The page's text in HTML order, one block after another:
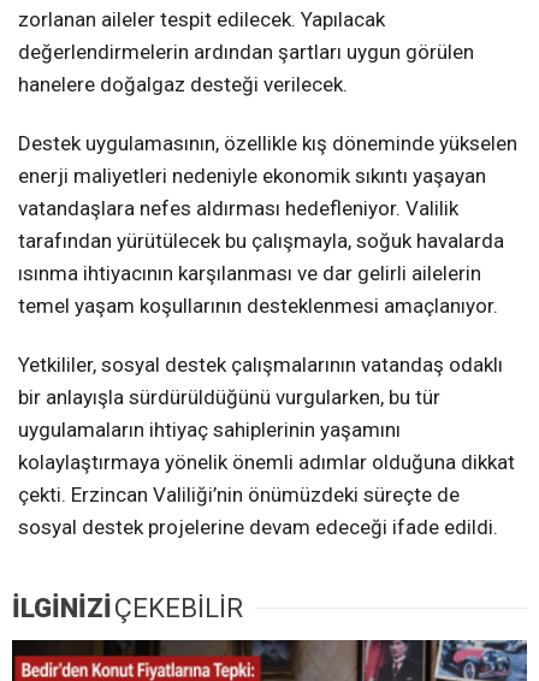
zorlanan aileler tespit edilecek. Yapılacak
değerlendirmelerin ardından şartları uygun görülen
hanelere doğalgaz desteği verilecek.
Destek uygulamasının, özellikle kış döneminde yükselen
enerji maliyetleri nedeniyle ekonomik sıkıntı yaşayan
vatandaşlara nefes aldırması hedefleniyor. Valilik
tarafından yürütülecek bu çalışmayla, soğuk havalarda
ısınma ihtiyacının karşılanması ve dar gelirli ailelerin
temel yaşam koşullarının desteklenmesi amaçlanıyor.
Yetkililer, sosyal destek çalışmalarının vatandaş odaklı
bir anlayışla sürdürüldüğünü vurgularken, bu tür
uygulamaların ihtiyaç sahiplerinin yaşamını
kolaylaştırmaya yönelik önemli adımlar olduğuna dikkat
çekti. Erzincan Valiliği’nin önümüzdeki süreçte de
sosyal destek projelerine devam edeceği ifade edildi.
İLGİNİZİÇEKEBİLİR